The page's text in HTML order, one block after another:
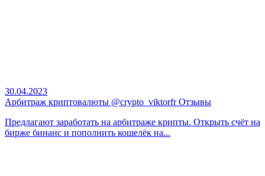
30.04.2023
Арбитраж криптовалюты @crypto_viktorfr Отзывы
Предлагают заработать на арбитраже крипты. Открыть счёт на
бирже бинанс и пополнить кошелёк на...